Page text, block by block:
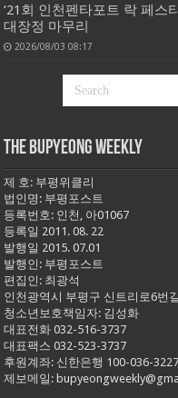
‘21회 인천펜타포트 락 페스
대장정 마무리
2026/08/03 08:17
THE BUPYEONG WEEKLY
제 호: 부평위클리
법인명: 부평포스트
등록번호: 인천, 아01067
등록일 2011. 08. 22
발행일 2015. 07.01
발행인: 부평포스트
편집인: 최광석
인천광역시 부평구 신트리로6번
청소년보호책임자: 김성화
대표전화 032-516-3737
대표팩스 032-523-3737
후원계좌: 신한은행 100-036-
제보메일: